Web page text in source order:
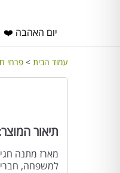
יום האהבה ❤️
עמוד הבית > פרחי
תיאור
מארז מתנה
למשפחה,